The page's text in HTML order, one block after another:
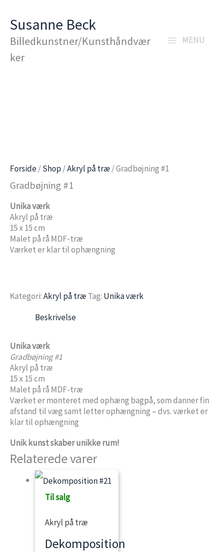
indholdet
Susanne Beck
Billedkunstner/Kunsthåndvær
ker
MENU
Forside/Shop /Akryl på træ / Gradbøjning #1
Gradbøjning #1
Unika værk
Akryl på træ
15 x 15 cm
Malet på rå MDF-træ
Værket er klar til ophængning
Kategori:Akryl på træ Tag: Unika værk
Beskrivelse
Unika værk
Gradbøjning #1
Akryl på træ
15 x 15 cm
Malet på rå MDF-træ
Værket er monteret med ophæng bagpå, som danner fin
afstand til væg samt letter ophængning – dvs. værket er
klar til ophængning
Unik kunst skaber unikkerum!
Relaterede varer
Til salg
Akryl på træ
Dekomposition